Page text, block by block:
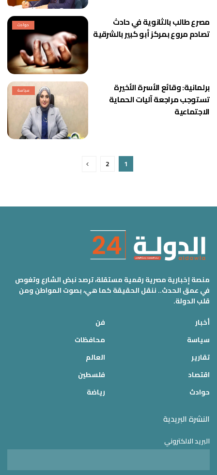
حوادث
مصرع طالب بالثانوية في حادث
تصادم مروع بمركز أبو كبير بالشرقية
سياسة
برلمانية: وقائع الأسرة الأخيرة
تستوجب مراجعة آليات الحماية
الاجتماعية
1
2
منصة إخبارية مصرية رقمية مستقلة، ترصد نبض الشارع وتغوص
في عمق الحدث.. ننقل الحقيقة كما هي، بصوت المواطن ومن
قلب الدولة.
أخبار
سياسة
تقارير
اقتصاد
حوادث
فن
محافظات
العالم
فلسطين
رياضة
النشرة البريدية
البريد الالكتروني